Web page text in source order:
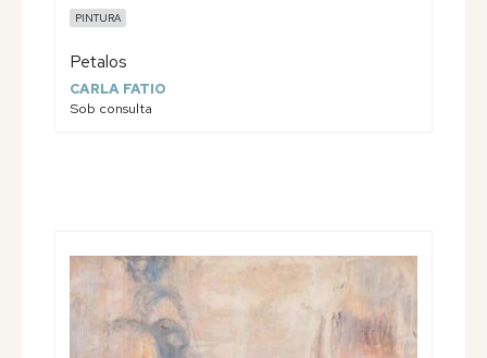
PINTURA
Petalos
CARLA FATIO
Sob consulta